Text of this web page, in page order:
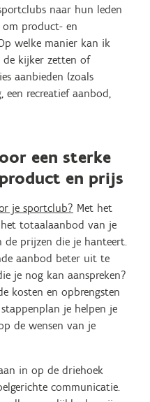
naar hun leden
product- en
welke manier kan ik
kijker zetten of
aanbieden (zoals
recreatief aanbod,
een sterke
en prijs
je sportclub? Met het
totaalaanbod van je
de prijzen die je hanteert.
aanbod beter uit te
je nog kan aanspreken?
kosten en opbrengsten
je helpen je
de wensen van je
in op de driehoek
communicatie.